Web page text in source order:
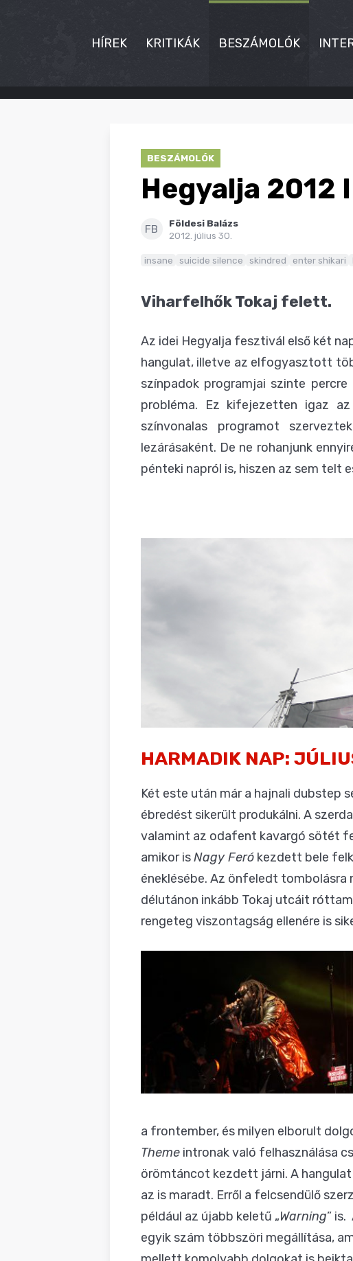
HÍREK KRITIKÁK BESZÁMOLÓK
HÍREK
BESZÁMOLÓK
Hegyalja 2012
FB
Földesi Balázs
2012. július 30.
insane suicide silence skindred enter shikari
Viharfelhők Tokaj felett.
Az idei Hegyalja fesztivál első két
hangulat, illetve az elfogyasztott
színpadok programjai szinte
probléma. Ez kifejezetten igaz
színvonalas programot
lezárásaként. De ne rohanjunk
pénteki napról is, hiszen az sem telt
HARMADIK NAP:
Két este után már a hajnali dubstep
ébredést sikerült produkálni. A
valamint az odafent kavargó sötét
amikor isNagy Feró kezdett bele
éneklésébe. Az önfeledt
délutánon inkább Tokaj utcáit
rengeteg viszontagság ellenére is
a frontember, és milyen elborult
Theme intronak való felhasználása
örömtáncot kezdett járni. A
az is maradt. Erről a felcsendülő
például az újabb keletű „Warning”
egyik szám többszöri megállítása,